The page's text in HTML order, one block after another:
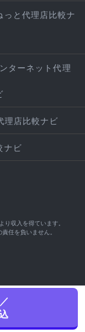
っと代理店比較ナ
ターネット代理
理店比較ナビ
ナビ
収入を得ています。
任を負いません。